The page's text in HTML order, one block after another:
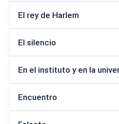
El rey de Harlem
El silencio
En el instituto y en la
Encuentro